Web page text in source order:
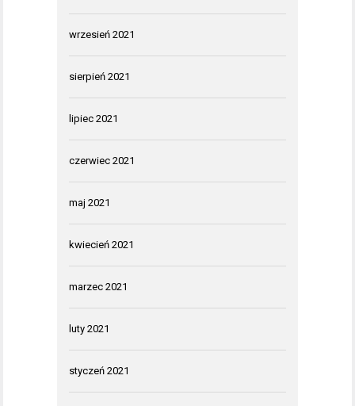
wrzesień 2021
sierpień 2021
lipiec 2021
czerwiec 2021
maj 2021
kwiecień 2021
marzec 2021
luty 2021
styczeń 2021